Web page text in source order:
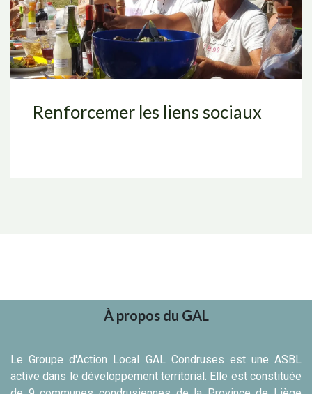
Renforcemer les liens sociaux
À propos du GAL
Le Groupe d'Action Local GAL Condruses est une ASBL
active dans le développement territorial. Elle est constituée